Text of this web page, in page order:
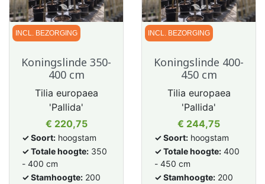
INCL. BEZORGING
Koningslinde 350-
400 cm
Tilia europaea
'Pallida'
Prijs
€ 220,75
✓ Soort: hoogstam
✓ Totale hoogte: 350
- 400 cm
✓ Stamhoogte: 200
INCL. BEZORGING
Koningslinde 400-
450 cm
Tilia europaea
'Pallida'
Prijs
€ 244,75
✓ Soort: hoogstam
✓ Totale hoogte: 400
- 450 cm
✓ Stamhoogte: 200